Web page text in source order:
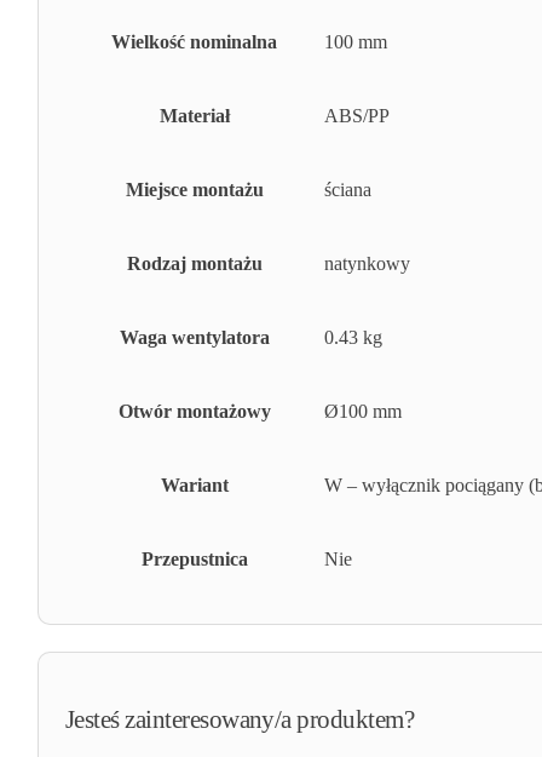
Wielkość nominalna 100 mm
Materiał ABS/PP
Miejsce montażu ściana
Rodzaj montażu natynkowy
Waga wentylatora 0.43 kg
Otwór montażowy Ø100 mm
Wariant W – wyłącznik pociągany
Przepustnica Nie
Jesteś zainteresowany/a produktem?